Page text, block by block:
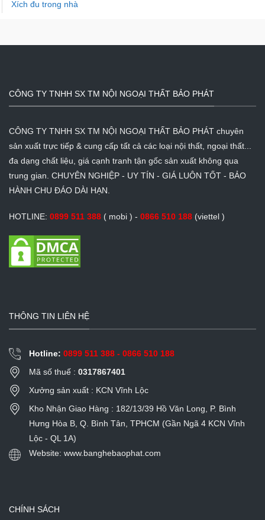
Xích đu trong nhà
CÔNG TY TNHH SX TM NỘI NGOẠI THẤT BẢO PHÁT
CÔNG TY TNHH SX TM NỘI NGOẠI THẤT BẢO PHÁT chuyên
sản xuất trực tiếp & cung cấp tất cả các loại nội thất, ngoại thất...
đa dạng chất liệu, giá cạnh tranh tận gốc sản xuất không qua
trung gian. CHUYÊN NGHIỆP - UY TÍN - GIÁ LUÔN TỐT - BẢO
HÀNH CHU ĐÁO DÀI HẠN.
HOTLINE: 0899 511 388 ( mobi ) - 0866 510 188 (viettel )
THÔNG TIN LIÊN HỆ
Hotline:0899 511 388 - 0866 510 188
Mã số thuế :0317867401
Xưởng sản xuất : KCN Vĩnh Lộc
Kho Nhận Giao Hàng : 182/13/39 Hồ Văn Long, P. Bình
Hưng Hòa B, Q. Bình Tân, TPHCM (Gần Ngã 4 KCN Vĩnh
Lộc - QL 1A)
Website: www.banghebaophat.com
CHÍNH SÁCH